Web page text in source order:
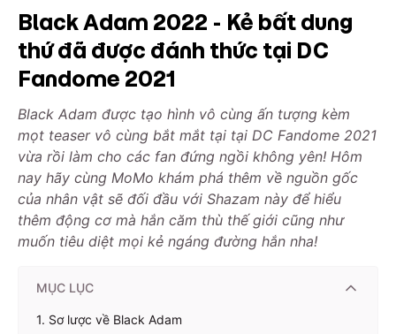
Black Adam 2022 - Kẻ bất dung
thứ đã được đánh thức tại DC
Fandome 2021
Black Adam được tạo hình vô cùng ấn tượng kèm
mọt teaser vô cùng bắt mắt tại tại DC Fandome 2021
vừa rồi làm cho các fan đứng ngồi không yên! Hôm
nay hãy cùng MoMo khám phá thêm về nguồn gốc
của nhân vật sẽ đối đầu với Shazam này để hiểu
thêm động cơ mà hắn căm thù thế giới cũng như
muốn tiêu diệt mọi kẻ ngáng đường hắn nha!
MỤC LỤC
1. Sơ lược về Black Adam